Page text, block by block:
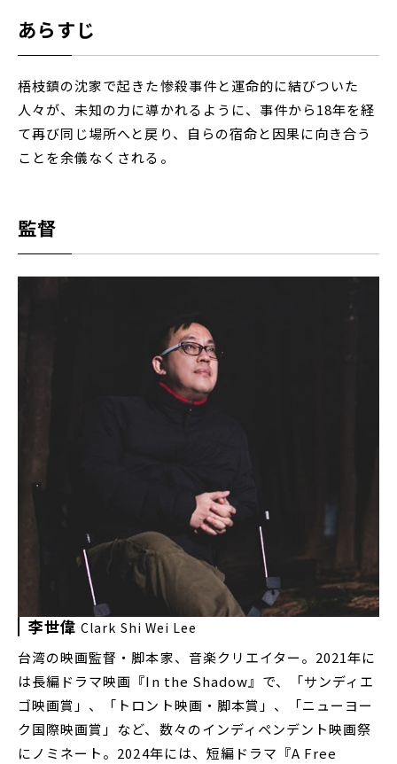
あらすじ
梧枝鎮の沈家で起きた惨殺事件と運命的に結びついた
人々が、未知の力に導かれるように、事件から18年を経
て再び同じ場所へと戻り、自らの宿命と因果に向き合う
ことを余儀なくされる。
監督
李世偉Clark Shi Wei Lee
台湾の映画監督・脚本家、音楽クリエイター。2021年に
は長編ドラマ映画『In the Shadow』で、「サンディエ
ゴ映画賞」、「トロント映画・脚本賞」、「ニューヨー
ク国際映画賞」など、数々のインディペンデント映画祭
にノミネート。2024年には、短編ドラマ『A Free